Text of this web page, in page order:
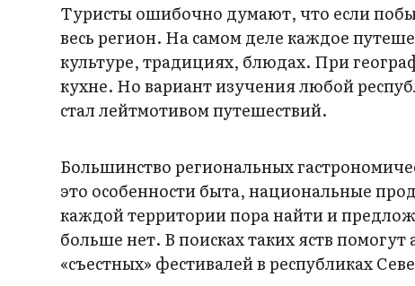
Туристы ошибочно думают, что если
весь регион. На самом деле каждое
культуре, традициях, блюдах. При
кухне. Но вариант изучения любой
стал лейтмотивом путешествий.
Большинство региональных
это особенности быта, национальные
каждой территории пора найти и
больше нет. В поисках таких яств
«съестных» фестивалей в республиках